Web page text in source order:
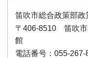
笛吹市総合政策部政
〒406-8510 笛吹
館
電話番号：055-